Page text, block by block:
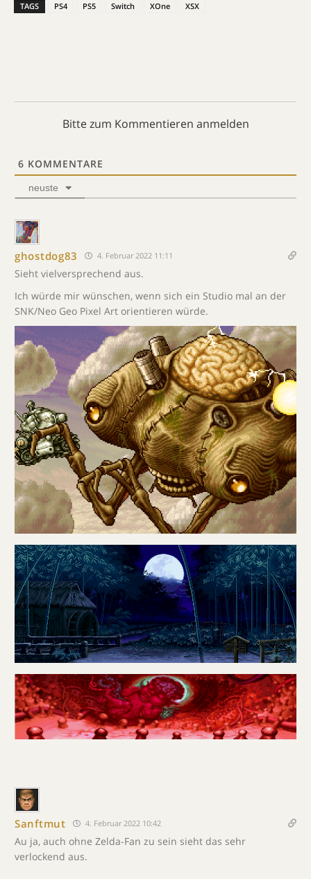
TAGS PS4 PS5 Switch XOne XSX
Bitte zum Kommentieren anmelden
6 KOMMENTARE
neuste
ghostdog83 4. Februar 2022 11:11
Sieht vielversprechend aus.
Ich würde mir wünschen, wenn sich ein Studio mal an der
SNK/Neo Geo Pixel Art orientieren würde.
Sanftmut 4. Februar 2022 10:42
Au ja, auch ohne Zelda-Fan zu sein sieht das sehr
verlockend aus.